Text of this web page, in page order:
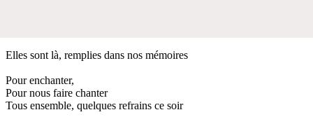
Elles sont là, remplies dans nos mémoires
Pour enchanter,
Pour nous faire chanter
Tous ensemble, quelques refrains ce soir